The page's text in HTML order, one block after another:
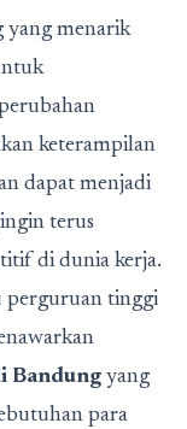
yang menarik
keterampilan
dapat menjadi
terus
di dunia kerja.
perguruan tinggi
Bandung yang
para